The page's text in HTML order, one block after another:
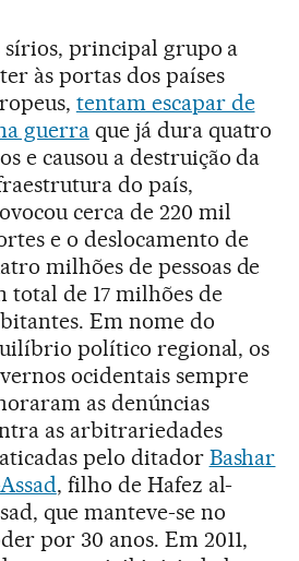
sírios, principal grupo a
às portas dos países
tentam escapar de
guerraque já dura quatro
e causou a destruição da
do país,
cerca de 220 mil
e o deslocamento de
milhões de pessoas de
total de 17 milhões de
Em nome do
político regional, os
ocidentais sempre
as denúncias
as arbitrariedades
pelo ditador Bashar
, filho de Hafez al-
que manteve-se no
por 30 anos. Em 2011,